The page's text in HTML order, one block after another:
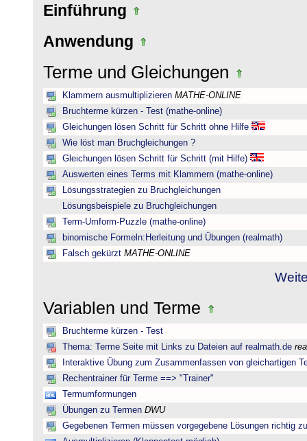
Einführung
Anwendung
Terme und Gleichungen
Klammern ausmultiplizieren MATHE-ONLINE
Bruchterme kürzen - Test (mathe-online)
Gleichungen lösen Schritt für Schritt ohne Hilfe
Wie löst man Bruchgleichungen ?
Gleichungen lösen Schritt für Schritt (mit Hilfe)
Auswerten eines Terms mit Klammern (mathe-online)
Lösungsstrategien zu Bruchgleichungen
Lösungsbeispiele zu Bruchgleichungen
Term-Umform-Puzzle (mathe-online)
binomische Formeln:Herleitung und Übungen (realmath)
Falsch gekürzt MATHE-ONLINE
Variablen und Terme
Bruchterme kürzen - Test
Thema: Terme Seite mit Links zu Dateien auf realmath.de
Interaktive Übung zum Zusammenfassen von gleichartigen
Rechentrainer für Terme ==> "Trainer"
Termumformungen
Übungen zu Termen DWU
Gegebenen Termen müssen vorgegebene Lösungen richtig